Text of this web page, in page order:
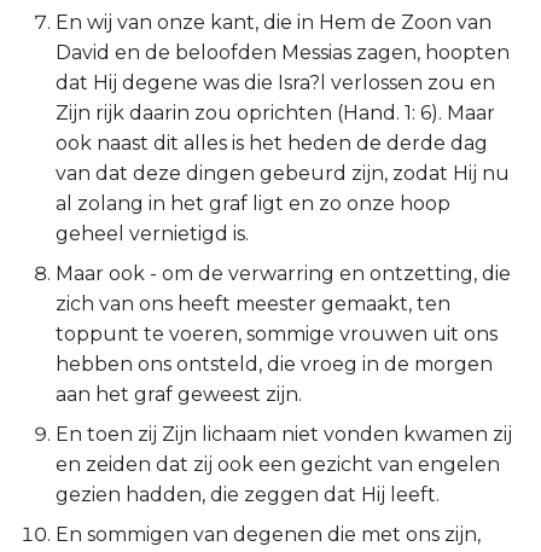
En wij van onze kant, die in Hem de Zoon van
David en de beloofden Messias zagen, hoopten
dat Hij degene was die Isra?l verlossen zou en
Zijn rijk daarin zou oprichten (Hand. 1: 6). Maar
ook naast dit alles is het heden de derde dag
van dat deze dingen gebeurd zijn, zodat Hij nu
al zolang in het graf ligt en zo onze hoop
geheel vernietigd is.
Maar ook - om de verwarring en ontzetting, die
zich van ons heeft meester gemaakt, ten
toppunt te voeren, sommige vrouwen uit ons
hebben ons ontsteld, die vroeg in de morgen
aan het graf geweest zijn.
En toen zij Zijn lichaam niet vonden kwamen zij
en zeiden dat zij ook een gezicht van engelen
gezien hadden, die zeggen dat Hij leeft.
En sommigen van degenen die met ons zijn,